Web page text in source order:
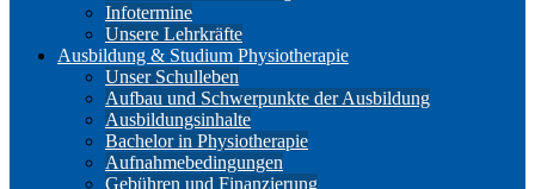
Infotermine
Unsere Lehrkräfte
Ausbildung & Studium Physiotherapie
Unser Schulleben
Aufbau und Schwerpunkte der Ausbildung
Ausbildungsinhalte
Bachelor in Physiotherapie
Aufnahmebedingungen
Gebühren und Finanzierung